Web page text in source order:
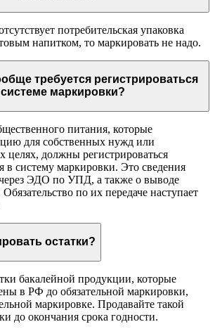
потребительская упаковка
напитком, то маркировать не надо.
требуется регистрироваться
маркировки?
питания, которые
для собственных нужд или
целях, должны регистрироваться
в систему маркировки. Это сведения
ЭДО по УПД, а также о выводе
по их передаче наступает
остатки?
бакалейной продукции, которые
в РФ до обязательной маркировки,
маркировке. Продавайте такой
до окончания срока годности.